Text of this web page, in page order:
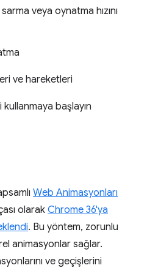
veya oynatma hızını
ve hareketleri
başlayın
Web Animasyonları
olarak Chrome 36'ya
. Bu yöntem, zorunlu
animasyonlar sağlar.
ve geçişlerini